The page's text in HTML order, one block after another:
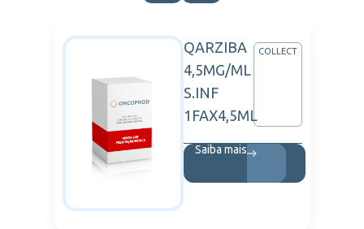
QARZIBA
4,5MG/ML
S.INF
1FAX4,5ML
COLLECT
Saiba mais